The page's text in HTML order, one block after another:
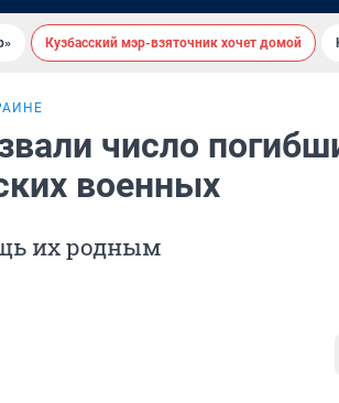
Кузбасский мэр-взяточник хочет домой
число
военных
их родным